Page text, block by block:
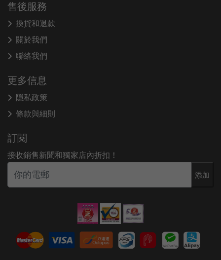
售後服務
換貨和退款
關於我們
聯絡我們
更多信息
隱私政策
條款與細則
訂閱
接收銷售新聞和獨家店內折扣！
添加